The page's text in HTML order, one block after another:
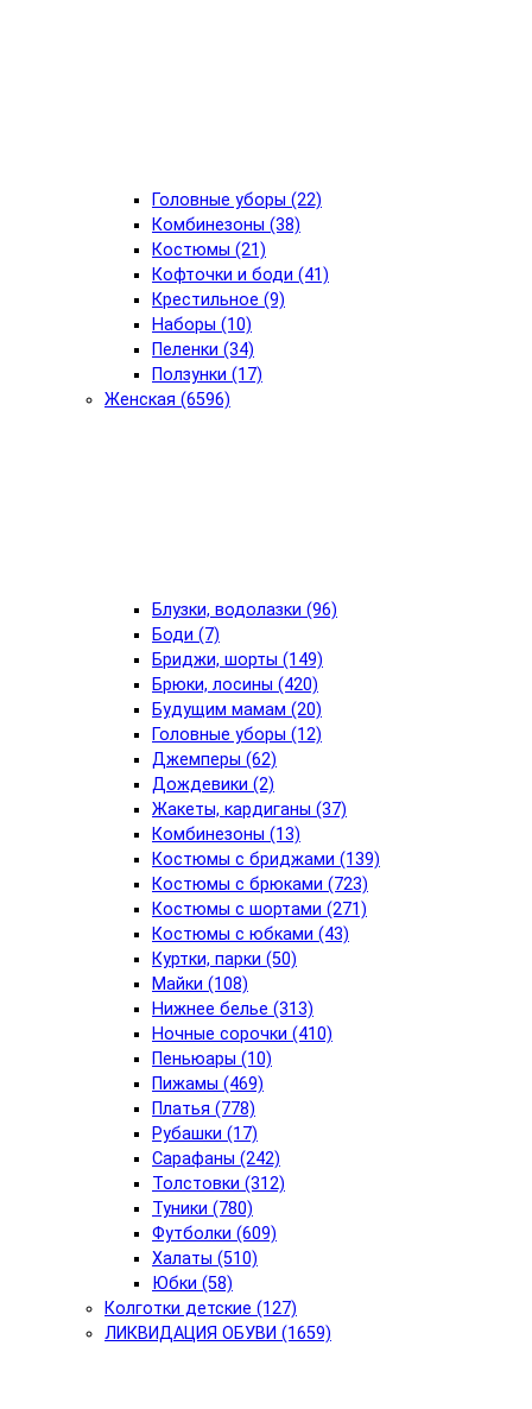
Головные уборы (22)
Комбинезоны (38)
Костюмы (21)
Кофточки и боди (41)
Крестильное (9)
Наборы (10)
Пеленки (34)
Ползунки (17)
Женская (6596)
Блузки, водолазки (96)
Боди (7)
Бриджи, шорты (149)
Брюки, лосины (420)
Будущим мамам (20)
Головные уборы (12)
Джемперы (62)
Дождевики (2)
Жакеты, кардиганы (37)
Комбинезоны (13)
Костюмы с бриджами (139)
Костюмы с брюками (723)
Костюмы с шортами (271)
Костюмы с юбками (43)
Куртки, парки (50)
Майки (108)
Нижнее белье (313)
Ночные сорочки (410)
Пеньюары (10)
Пижамы (469)
Платья (778)
Рубашки (17)
Сарафаны (242)
Толстовки (312)
Туники (780)
Футболки (609)
Халаты (510)
Юбки (58)
Колготки детские (127)
ЛИКВИДАЦИЯ ОБУВИ (1659)